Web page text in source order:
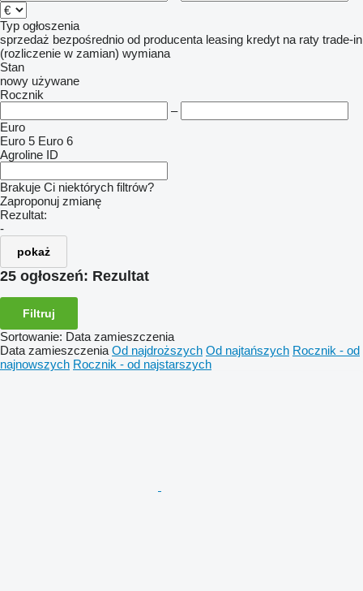
Typ ogłoszenia
sprzedaż bezpośrednio od producenta leasing kredyt na raty trade-in
(rozliczenie w zamian) wymiana
Stan
nowy używane
Rocznik
–
Euro
Euro 5 Euro 6
Agroline ID
Brakuje Ci niektórych filtrów?
Zaproponuj zmianę
Rezultat:
-
pokaż
25 ogłoszeń: Rezultat
Filtruj
Sortowanie: Data zamieszczenia
Data zamieszczenia Od najdroższych Od najtańszych Rocznik - od
najnowszych Rocznik - od najstarszych